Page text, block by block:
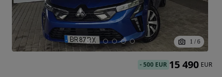
1 / 6
-500 EUR 15 490 EUR